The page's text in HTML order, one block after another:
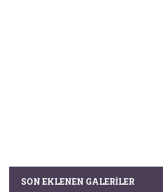
SON EKLENEN GALERILER